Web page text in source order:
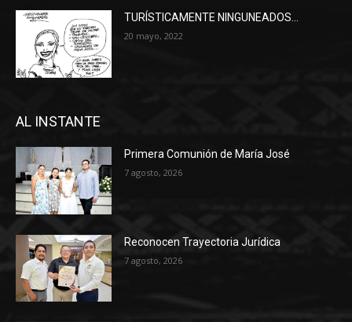
TURÍSTICAMENTE NINGUNEADOS…
20 mayo, 2022
AL INSTANTE
Primera Comunión de María José
7 agosto, 2026
Reconocen Trayectoria Jurídica
7 agosto, 2026